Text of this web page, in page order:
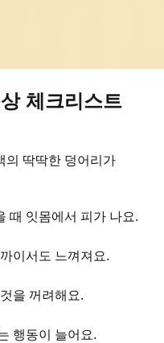
체크리스트
의 딱딱한 덩어리가
때 잇몸에서 피가 나요.
이서도 느껴져요.
을 꺼려해요.
행동이 늘어요.